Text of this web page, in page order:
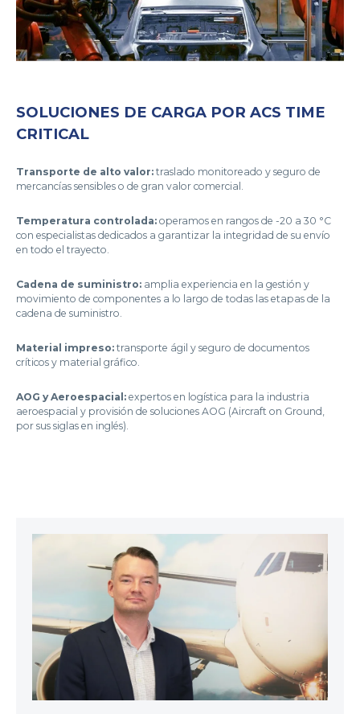
SOLUCIONES DE CARGA POR ACS TIME
CRITICAL
Transporte de alto valor: traslado monitoreado y seguro de
mercancías sensibles o de gran valor comercial.
Temperatura controlada: operamos en rangos de -20 a 30 °C
con especialistas dedicados a garantizar la integridad de su envío
en todo el trayecto.
Cadena de suministro: amplia experiencia en la gestión y
movimiento de componentes a lo largo de todas las etapas de la
cadena de suministro.
Material impreso: transporte ágil y seguro de documentos
críticos y material gráfico.
AOG y Aeroespacial: expertos en logística para la industria
aeroespacial y provisión de soluciones AOG (Aircraft on Ground,
por sus siglas en inglés).